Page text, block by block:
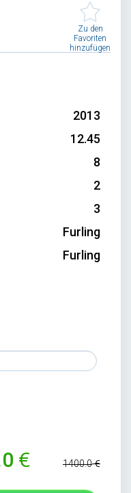
Zu den
Favoriten
hinzufügen
2013
12.45
8
2
3
Furling
Furling
1400.0